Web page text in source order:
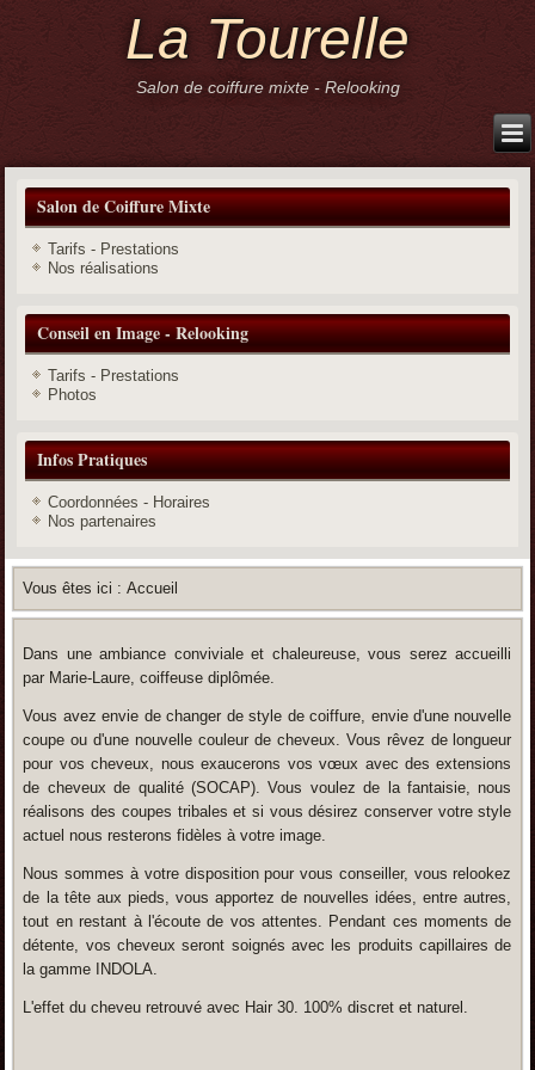
La Tourelle
Salon de coiffure mixte - Relooking
Salon de Coiffure Mixte
Tarifs - Prestations
Nos réalisations
Conseil en Image - Relooking
Tarifs - Prestations
Photos
Infos Pratiques
Coordonnées - Horaires
Nos partenaires
Vous êtes ici :Accueil
Dans une ambiance conviviale et chaleureuse, vous serez accueilli
par Marie-Laure, coiffeuse diplômée.
Vous avez envie de changer de style de coiffure, envie d'une nouvelle
coupe ou d'une nouvelle couleur de cheveux. Vous rêvez de longueur
pour vos cheveux, nous exaucerons vos vœux avec des extensions
de cheveux de qualité (SOCAP). Vous voulez de la fantaisie, nous
réalisons des coupes tribales et si vous désirez conserver votre style
actuel nous resterons fidèles à votre image.
Nous sommes à votre disposition pour vous conseiller, vous relookez
de la tête aux pieds, vous apportez de nouvelles idées, entre autres,
tout en restant à l'écoute de vos attentes. Pendant ces moments de
détente, vos cheveux seront soignés avec les produits capillaires de
la gamme INDOLA.
L'effet du cheveu retrouvé avec Hair 30. 100% discret et naturel.